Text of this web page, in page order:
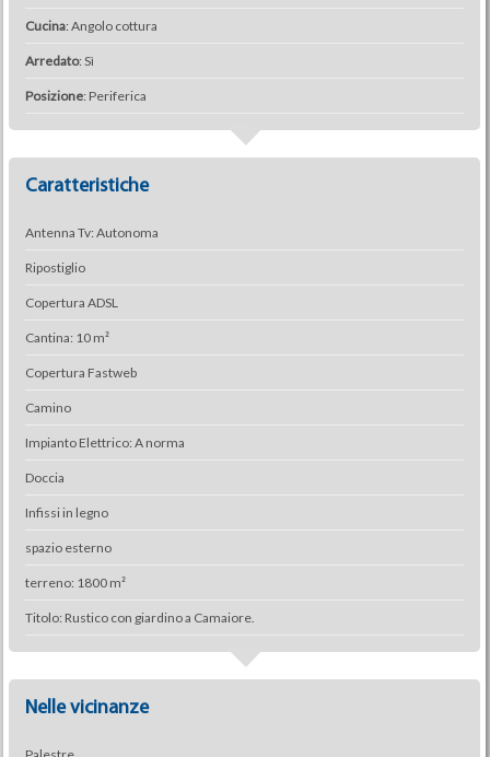
Cucina: Angolo cottura
Arredato: Sì
Posizione: Periferica
Caratteristiche
Antenna Tv: Autonoma
Ripostiglio
Copertura ADSL
Cantina: 10 m²
Copertura Fastweb
Camino
Impianto Elettrico: A norma
Doccia
Infissi in legno
spazio esterno
terreno: 1800 m²
Titolo: Rustico con giardino a Camaiore.
Nelle vicinanze